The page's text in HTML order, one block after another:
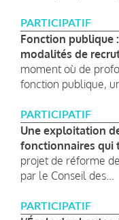
PARTICIPATIF
Fonction publique
modalités de
moment où de
fonction publique,
PARTICIPATIF
Une exploitation
fonctionnaires qui
projet de réforme
par le Conseil des...
PARTICIPATIF